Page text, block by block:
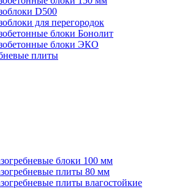
D500
для перегородок
блоки Бонолит
блоки ЭКО
плиты
блоки 100 мм
плиты 80 мм
плиты влагостойкие